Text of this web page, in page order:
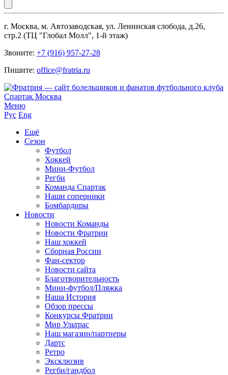
г. Москва, м. Автозаводская, ул. Ленинская слобода, д.26,
стр.2 (ТЦ "Глобал Молл", 1-й этаж)
Звоните: +7 (916) 957-27-28
Пишите: office@fratria.ru
Меню
Рус Eng
Ещё
Сезон
Футбол
Хоккей
Мини-Футбол
Регби
Команда Спартак
Наши соперники
Бомбардиры
Новости
Новости Команды
Новости Фратрии
Наш хоккей
Сборная России
Фан-cектор
Новости сайта
Благотворительность
Мини-футбол/Пляжка
Наша История
Обзор прессы
Конкурсы Фратрии
Мир Ультрас
Наш магазин/партнеры
Дартс
Ретро
Эксклюзив
Регби/гандбол